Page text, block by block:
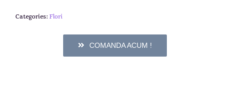
Categories:Flori
COMANDA ACUM !